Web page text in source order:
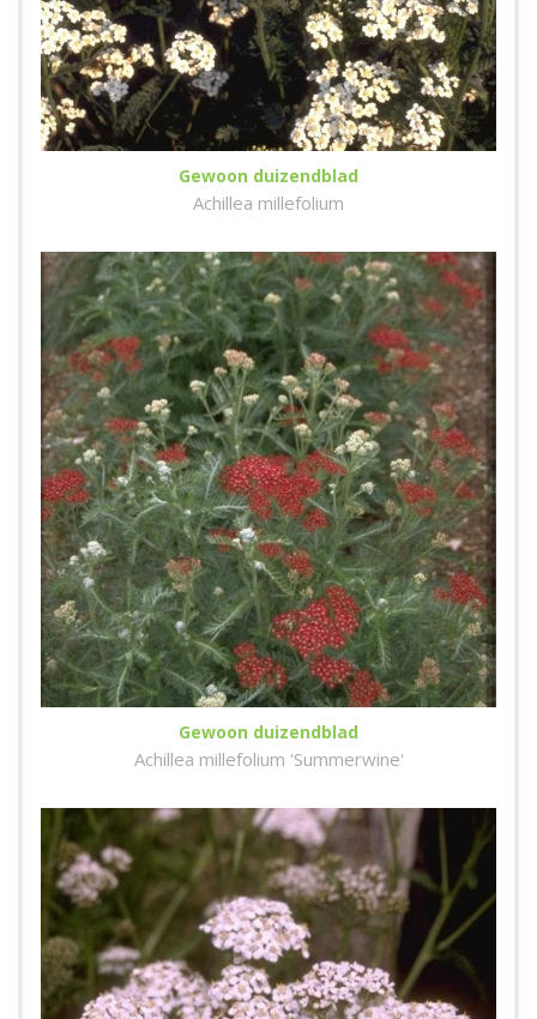
Gewoon duizendblad
Achillea millefolium
Gewoon duizendblad
Achillea millefolium 'Summerwine'